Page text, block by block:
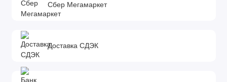
Сбер Мегамаркет
Доставка СДЭК